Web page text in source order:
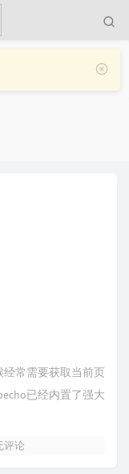
经常需要获取当前页
已经内置了强大
评论